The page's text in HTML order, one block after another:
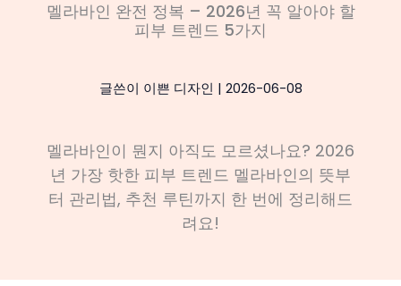
멜라바인 완전 정복 – 2026년 꼭 알아야 할
피부 트렌드 5가지
글쓴이 이쁜 디자인 | 2026-06-08
멜라바인이 뭔지 아직도 모르셨나요? 2026
년 가장 핫한 피부 트렌드 멜라바인의 뜻부
터 관리법, 추천 루틴까지 한 번에 정리해드
려요!